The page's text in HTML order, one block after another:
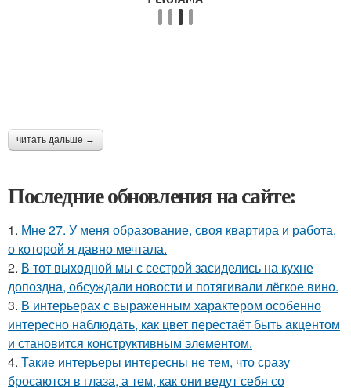
читать дальше →
Последние обновления на сайте:
1. Мне 27. У меня образование, своя квартира и работа,
о которой я давно мечтала.
2. В тот выходной мы с сестрой засиделись на кухне
допоздна, обсуждали новости и потягивали лёгкое вино.
3. В интерьерах с выраженным характером особенно
интересно наблюдать, как цвет перестаёт быть акцентом
и становится конструктивным элементом.
4. Такие интерьеры интересны не тем, что сразу
бросаются в глаза, а тем, как они ведут себя со